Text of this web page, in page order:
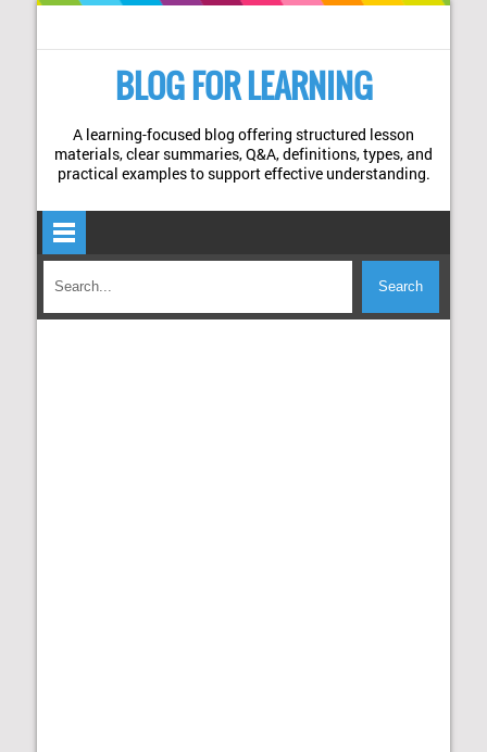
BLOG FOR LEARNING
A learning-focused blog offering structured lesson
materials, clear summaries, Q&A, definitions, types, and
practical examples to support effective understanding.